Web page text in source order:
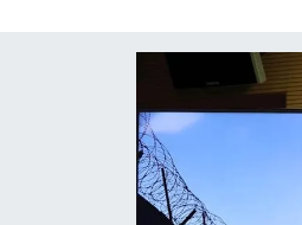
Otomobil